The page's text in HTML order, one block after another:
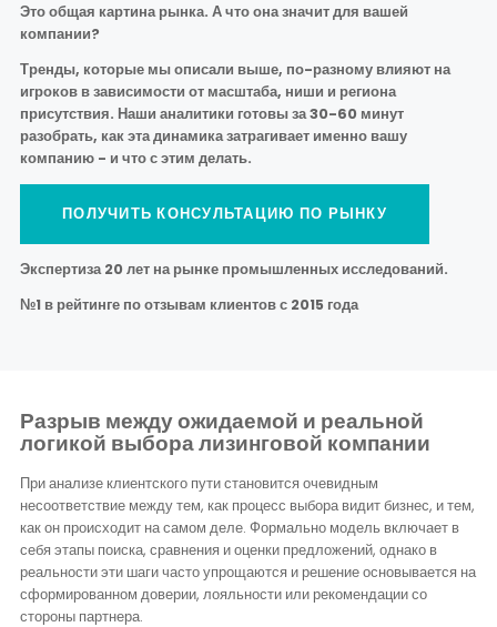
Это общая картина рынка. А что она значит для вашей
компании?
Тренды, которые мы описали выше, по-разному влияют на
игроков в зависимости от масштаба, ниши и региона
присутствия. Наши аналитики готовы за 30-60 минут
разобрать, как эта динамика затрагивает именно вашу
компанию - и что с этим делать.
ПОЛУЧИТЬ КОНСУЛЬТАЦИЮ ПО РЫНКУ
Экспертиза 20 лет на рынке промышленных исследований.
№1 в рейтинге по отзывам клиентов с 2015 года
Разрыв между ожидаемой и реальной
логикой выбора лизинговой компании
При анализе клиентского пути становится очевидным
несоответствие между тем, как процесс выбора видит бизнес, и тем,
как он происходит на самом деле. Формально модель включает в
себя этапы поиска, сравнения и оценки предложений, однако в
реальности эти шаги часто упрощаются и решение основывается на
сформированном доверии, лояльности или рекомендации со
стороны партнера.